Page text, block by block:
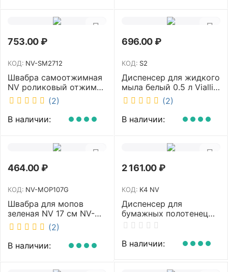
753.00₽
КОД: NV-SM2712
Швабра самоотжимная
NV роликовый отжим
насадка PVA 27 см
телескопическая
рукоятка 70-125 см NV-
SM2712
(2)
В наличии:
696.00₽
КОД: S2
Диспенсер для жидкого
мыла белый 0.5 л Vialli
S2
(2)
В наличии:
464.00₽
КОД: NV-MOP107G
Швабра для мопов
зеленая NV 17 см NV-
MOP107G (2)
В наличии:
2 161.00₽
КОД: K4 NV
Диспенсер для
бумажных полотенец
NV белый K4 NV
В наличии: